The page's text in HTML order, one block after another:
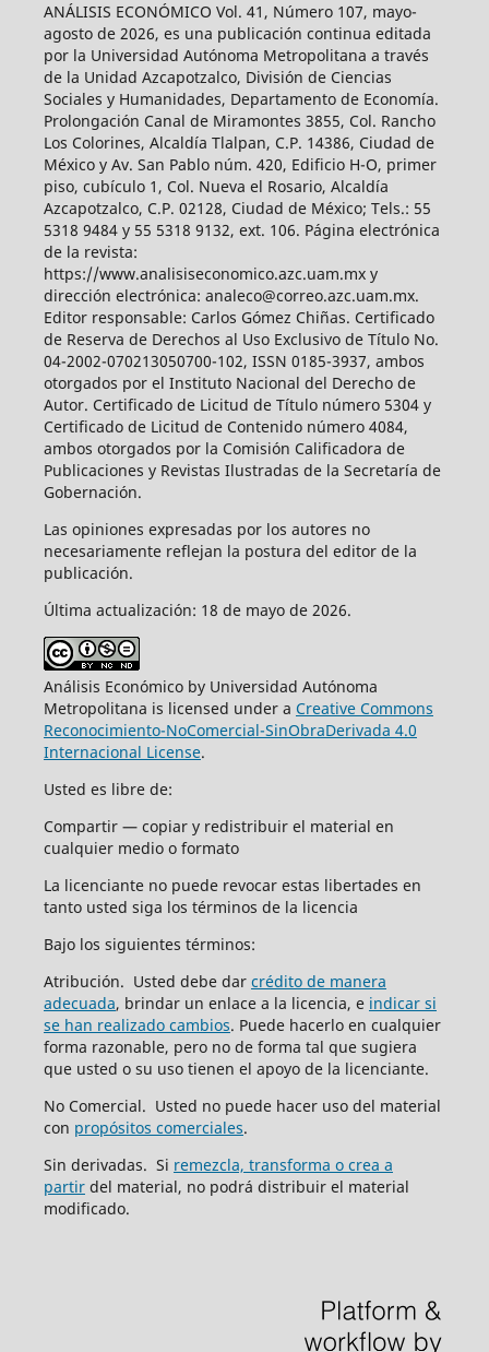
ANÁLISIS ECONÓMICO Vol. 41, Número 107, mayo-
agosto de 2026, es una publicación continua editada
por la Universidad Autónoma Metropolitana a través
de la Unidad Azcapotzalco, División de Ciencias
Sociales y Humanidades, Departamento de Economía.
Prolongación Canal de Miramontes 3855, Col. Rancho
Los Colorines, Alcaldía Tlalpan, C.P. 14386, Ciudad de
México y Av. San Pablo núm. 420, Edificio H-O, primer
piso, cubículo 1, Col. Nueva el Rosario, Alcaldía
Azcapotzalco, C.P. 02128, Ciudad de México; Tels.: 55
5318 9484 y 55 5318 9132, ext. 106. Página electrónica
de la revista:
https://www.analisiseconomico.azc.uam.mx y
dirección electrónica: analeco@correo.azc.uam.mx.
Editor responsable: Carlos Gómez Chiñas. Certificado
de Reserva de Derechos al Uso Exclusivo de Título No.
04-2002-070213050700-102, ISSN 0185-3937, ambos
otorgados por el Instituto Nacional del Derecho de
Autor. Certificado de Licitud de Título número 5304 y
Certificado de Licitud de Contenido número 4084,
ambos otorgados por la Comisión Calificadora de
Publicaciones y Revistas Ilustradas de la Secretaría de
Gobernación.
Las opiniones expresadas por los autores no
necesariamente reflejan la postura del editor de la
publicación.
Última actualización: 18 de mayo de 2026.
Análisis Económico by Universidad Autónoma
Metropolitana is licensed under a Creative Commons
Reconocimiento-NoComercial-SinObraDerivada 4.0
Internacional License.
Usted es libre de:
Compartir — copiar y redistribuir el material en
cualquier medio o formato
La licenciante no puede revocar estas libertades en
tanto usted siga los términos de la licencia
Bajo los siguientes términos:
Atribución. Usted debe dar crédito de manera
adecuada, brindar un enlace a la licencia, e indicar si
se han realizado cambios. Puede hacerlo en cualquier
forma razonable, pero no de forma tal que sugiera
que usted o su uso tienen el apoyo de la licenciante.
No Comercial. Usted no puede hacer uso del material
con propósitos comerciales.
Sin derivadas. Si remezcla, transforma o crea a
partirdel material, no podrá distribuir el material
modificado.